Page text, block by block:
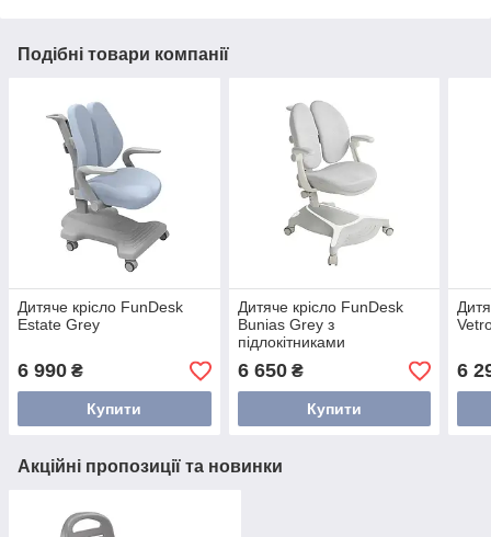
Подібні товари компанії
Дитяче крісло FunDesk
Estate Grey
6 990 ₴
Купити
Дитяче крісло FunDesk
Bunias Grey з
підлокітниками
6 650₴
Купити
6
Акційні пропозиції та новинки